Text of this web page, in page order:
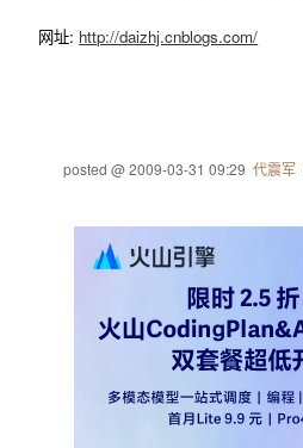
网址: http://daizhj.cnblogs.com/
posted @2009-03-31 09:29 代震军